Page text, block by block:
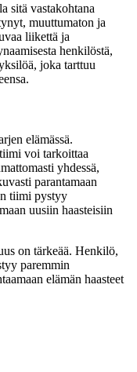
sitä vastakohtana
muuttumaton ja
liikettä ja
henkilöstä,
joka tarttuu
elämässä.
voi tarkoittaa
yhdessä,
parantamaan
tiimi pystyy
uusiin haasteisiin
on tärkeää. Henkilö,
paremmin
elämän haasteet